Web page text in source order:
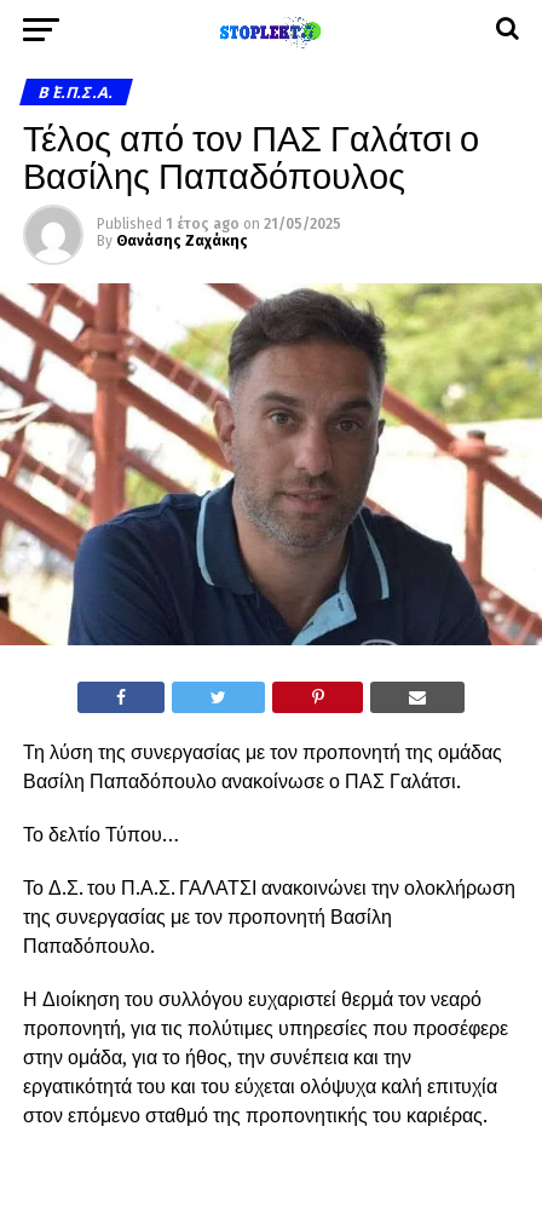
Β΄ Ε.Π.Σ.Α.
Τέλος από τον ΠΑΣ Γαλάτσι ο
Βασίλης Παπαδόπουλος
Published 1 έτος ago on 21/05/2025
By Θανάσης Ζαχάκης
Τη λύση της συνεργασίας με τον προπονητή της ομάδας
Βασίλη Παπαδόπουλο ανακοίνωσε ο ΠΑΣ Γαλάτσι.
Το δελτίο Τύπου…
Το Δ.Σ. του Π.Α.Σ. ΓΑΛΑΤΣΙ ανακοινώνει την ολοκλήρωση
της συνεργασίας με τον προπονητή Βασίλη
Παπαδόπουλο.
Η Διοίκηση του συλλόγου ευχαριστεί θερμά τον νεαρό
προπονητή, για τις πολύτιμες υπηρεσίες που προσέφερε
στην ομάδα, για το ήθος, την συνέπεια και την
εργατικότητά του και του εύχεται ολόψυχα καλή επιτυχία
στον επόμενο σταθμό της προπονητικής του καριέρας.